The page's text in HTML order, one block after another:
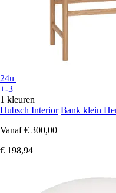
24u
+-3
1 kleuren
Hubsch Interior Bank klein
Vanaf € 300,00
€ 198,94